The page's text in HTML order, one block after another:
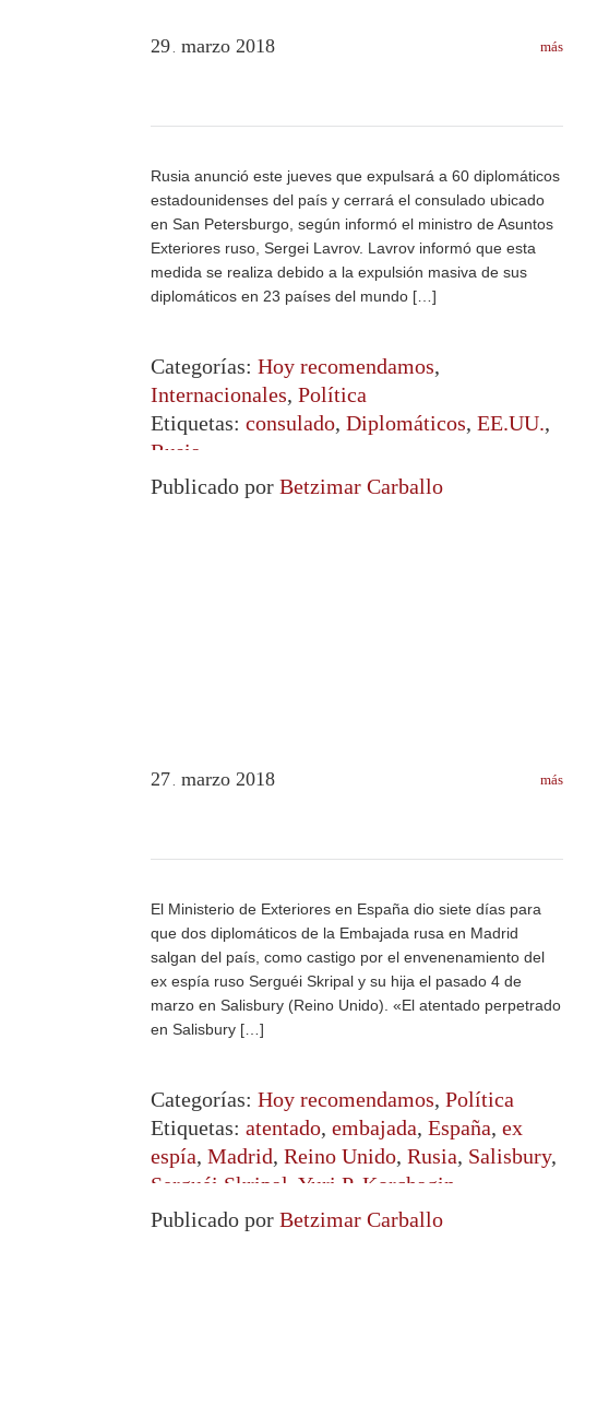
29 marzo 2018
Rusia anunció este jueves que expulsará a 60 diplomáticos
estadounidenses del país y cerrará el consulado ubicado
en San Petersburgo, según informó el ministro de Asuntos
Exteriores ruso, Sergei Lavrov. Lavrov informó que esta
medida se realiza debido a la expulsión masiva de sus
diplomáticos en 23 países del mundo […]
más
Categorías: Hoy recomendamos,
Internacionales, Política
Etiquetas: consulado, Diplomáticos, EE.UU.,
Rusia
Publicado por Betzimar Carballo
27 marzo 2018
El Ministerio de Exteriores en España dio siete días para
que dos diplomáticos de la Embajada rusa en Madrid
salgan del país, como castigo por el envenenamiento del
ex espía ruso Serguéi Skripal y su hija el pasado 4 de
marzo en Salisbury (Reino Unido). «El atentado perpetrado
en Salisbury […]
más
Categorías: Hoy recomendamos, Política
Etiquetas: atentado, embajada, España, ex
espía, Madrid, Reino Unido, Rusia, Salisbury,
Serguéi Skripal Yuri P. Korchagin
Publicado por Betzimar Carballo